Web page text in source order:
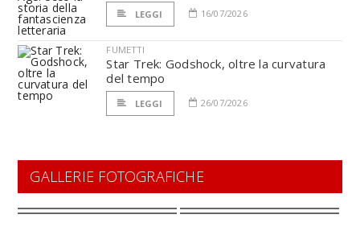
LEGGI 16/07/2026
FUMETTI
Star Trek: Godshock, oltre la curvatura
del tempo
LEGGI 26/07/2026
GALLERIE FOTOGRAFICHE